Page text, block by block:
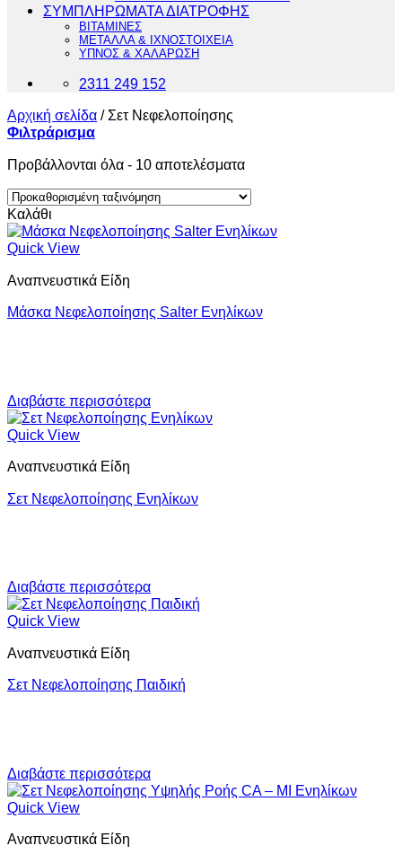
ΣΥΜΠΛΗΡΩΜΑΤΑ ΔΙΑΤΡΟΦΗΣ
ΒΙΤΑΜΙΝΕΣ
ΜΕΤΑΛΛΑ & ΙΧΝΟΣΤΟΙΧΕΙΑ
ΥΠΝΟΣ & ΧΑΛΑΡΩΣΗ
2311 249 152
Αρχική σελίδα /Σετ Νεφελοποίησης
Φιλτράρισμα
Προβάλλονται όλα - 10 αποτελέσματα
Καλάθι
Quick View
Αναπνευστικά Είδη
Μάσκα Νεφελοποίησης Salter Ενηλίκων
Διαβάστε περισσότερα
Quick View
Αναπνευστικά Είδη
Σετ Νεφελοποίησης Ενηλίκων
Διαβάστε περισσότερα
Quick View
Αναπνευστικά Είδη
Σετ Νεφελοποίησης Παιδική
Διαβάστε περισσότερα
Quick View
Αναπνευστικά Είδη